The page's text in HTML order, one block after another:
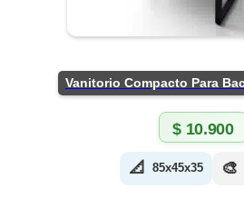
$10.900
📐 85x45x35 🎨